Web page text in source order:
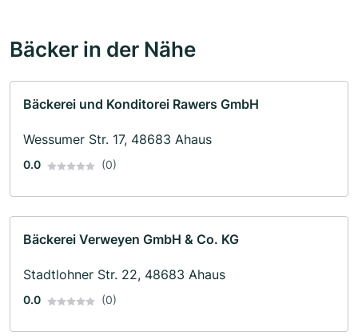
Bäcker in der Nähe
Bäckerei und Konditorei Rawers GmbH
Wessumer Str. 17, 48683 Ahaus
0.0 (0)
Bäckerei Verweyen GmbH & Co. KG
Stadtlohner Str. 22, 48683 Ahaus
0.0 (0)